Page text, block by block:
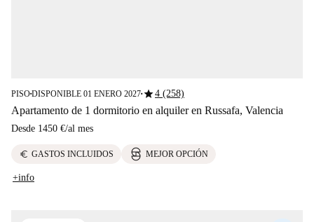
PISO■DISPONIBLE 01 ENERO 2027■star4 (258)
Apartamento de 1 dormitorio en alquiler en Russafa, Valencia
Desde 1450 €/al mes
euro GASTOS INCLUIDOS MEJOR OPCIÓN
+info